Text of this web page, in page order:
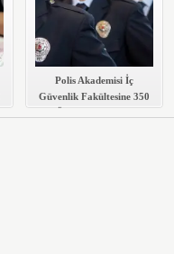
Polis Akademisi İç
Güvenlik Fakültesine 350